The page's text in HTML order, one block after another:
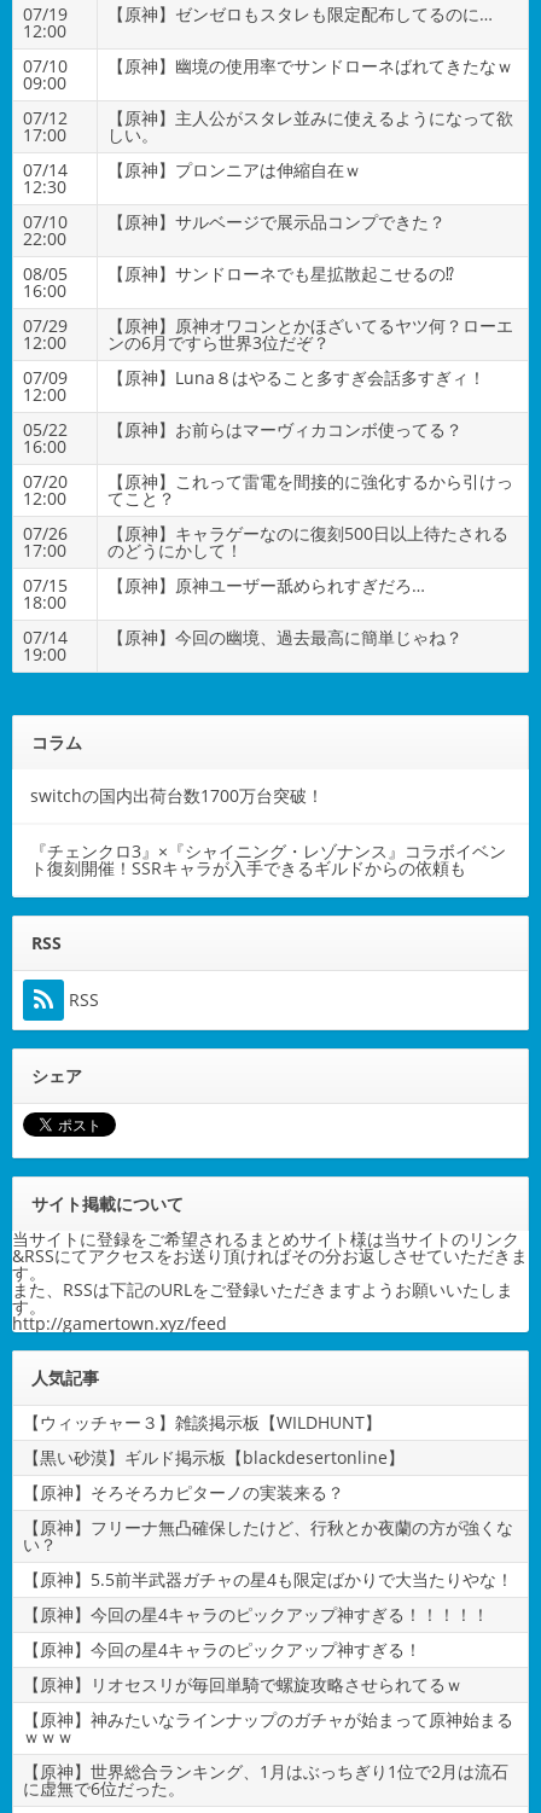
07/19
12:00
【原神】ゼンゼロもスタレも限定配布してるのに…
07/10
09:00
【原神】幽境の使用率でサンドローネばれてきたなｗ
07/12
17:00
【原神】主人公がスタレ並みに使えるようになって欲
しい。
07/14
12:30
【原神】プロンニアは伸縮自在ｗ
07/10
22:00
【原神】サルベージで展示品コンプできた？
08/05
16:00
【原神】サンドローネでも星拡散起こせるの⁉
07/29
12:00
【原神】原神オワコンとかほざいてるヤツ何？ローエ
ンの6月ですら世界3位だぞ？
07/09
12:00
【原神】Luna８はやること多すぎ会話多すぎィ！
05/22
16:00
【原神】お前らはマーヴィカコンボ使ってる？
07/20
12:00
【原神】これって雷電を間接的に強化するから引けっ
てこと？
07/26
17:00
【原神】キャラゲーなのに復刻500日以上待たされる
のどうにかして！
07/15
18:00
【原神】原神ユーザー舐められすぎだろ…
07/14
19:00
【原神】今回の幽境、過去最高に簡単じゃね？
コラム
switchの国内出荷台数1700万台突破！
『チェンクロ3』×『シャイニング・レゾナンス』コラボイベン
ト復刻開催！SSRキャラが入手できるギルドからの依頼も
RSS
RSS
シェア
サイト掲載について
当サイトに登録をご希望されるまとめサイト様は当サイトのリンク
&RSSにてアクセスをお送り頂ければその分お返しさせていただきま
す。
また、RSSは下記のURLをご登録いただきますようお願いいたしま
す。
http://gamertown.xyz/feed
人気記事
【ウィッチャー３】雑談掲示板【WILDHUNT】
【黒い砂漠】ギルド掲示板【blackdesertonline】
【原神】そろそろカピターノの実装来る？
【原神】フリーナ無凸確保したけど、行秋とか夜蘭の方が強くな
い？
【原神】5.5前半武器ガチャの星4も限定ばかりで大当たりやな！
【原神】今回の星4キャラのピックアップ神すぎる！！！！！
【原神】今回の星4キャラのピックアップ神すぎる！
【原神】リオセスリが毎回単騎で螺旋攻略させられてるｗ
【原神】神みたいなラインナップのガチャが始まって原神始まる
ｗｗｗ
【原神】世界総合ランキング、1月はぶっちぎり1位で2月は流石
に虚無で6位だった。